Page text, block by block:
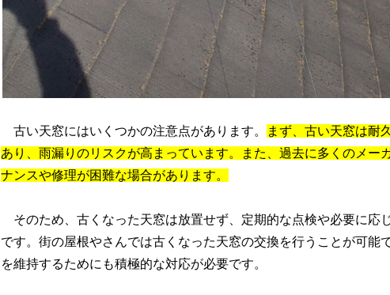
古い天窓にはいくつかの注意点があります。
まず、古い天窓は耐
あり、雨漏りのリスクが高まっています。また、過去に多くのメー
ナンスや修理が困難な場合があります。
そのため、古くなった天窓は放置せず、定期的な点検や必要に応
です。街の屋根やさんでは古くなった天窓の交換を行うことが可能
を維持するためにも積極的な対応が必要です。